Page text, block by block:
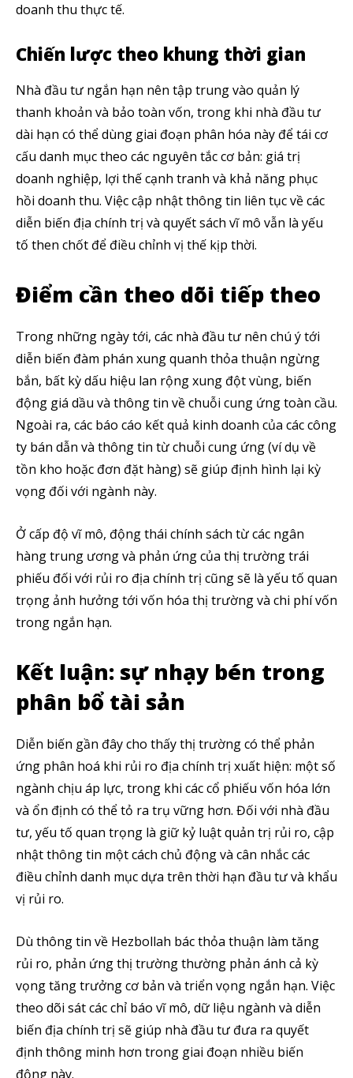
Fans Followers Subscribers
doanh thu thực tế.
Chiến lược theo khung thời gian
Nhà đầu tư ngắn hạn nên tập trung vào quản lý
thanh khoản và bảo toàn vốn, trong khi nhà đầu tư
dài hạn có thể dùng giai đoạn phân hóa này để tái cơ
cấu danh mục theo các nguyên tắc cơ bản: giá trị
doanh nghiệp, lợi thế cạnh tranh và khả năng phục
hồi doanh thu. Việc cập nhật thông tin liên tục về các
diễn biến địa chính trị và quyết sách vĩ mô vẫn là yếu
tố then chốt để điều chỉnh vị thế kịp thời.
Điểm cần theo dõi tiếp theo
Trong những ngày tới, các nhà đầu tư nên chú ý tới
diễn biến đàm phán xung quanh thỏa thuận ngừng
bắn, bất kỳ dấu hiệu lan rộng xung đột vùng, biến
động giá dầu và thông tin về chuỗi cung ứng toàn cầu.
Ngoài ra, các báo cáo kết quả kinh doanh của các công
ty bán dẫn và thông tin từ chuỗi cung ứng (ví dụ về
tồn kho hoặc đơn đặt hàng) sẽ giúp định hình lại kỳ
vọng đối với ngành này.
Ở cấp độ vĩ mô, động thái chính sách từ các ngân
hàng trung ương và phản ứng của thị trường trái
phiếu đối với rủi ro địa chính trị cũng sẽ là yếu tố quan
trọng ảnh hưởng tới vốn hóa thị trường và chi phí vốn
trong ngắn hạn.
Kết luận: sự nhạy bén trong
phân bổ tài sản
Diễn biến gần đây cho thấy thị trường có thể phản
ứng phân hoá khi rủi ro địa chính trị xuất hiện: một số
ngành chịu áp lực, trong khi các cổ phiếu vốn hóa lớn
và ổn định có thể tỏ ra trụ vững hơn. Đối với nhà đầu
tư, yếu tố quan trọng là giữ kỷ luật quản trị rủi ro, cập
nhật thông tin một cách chủ động và cân nhắc các
điều chỉnh danh mục dựa trên thời hạn đầu tư và khẩu
vị rủi ro.
Dù thông tin về Hezbollah bác thỏa thuận làm tăng
rủi ro, phản ứng thị trường thường phản ánh cả kỳ
vọng tăng trưởng cơ bản và triển vọng ngắn hạn. Việc
theo dõi sát các chỉ báo vĩ mô, dữ liệu ngành và diễn
biến địa chính trị sẽ giúp nhà đầu tư đưa ra quyết
định thông minh hơn trong giai đoạn nhiều biến
động này.